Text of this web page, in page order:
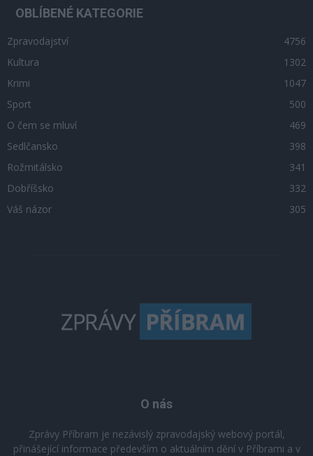
OBLÍBENÉ KATEGORIE
Zpravodajství
4756
Kultura
1302
Krimi
1047
Sport
500
O čem se mluví
469
Sedlčansko
398
Rožmitálsko
341
Dobříšsko
332
Váš názor
305
O nás
Zprávy Příbram je nezávislý zpravodajský webový portál,
přinášející informace především o aktuálním dění v Příbrami a v